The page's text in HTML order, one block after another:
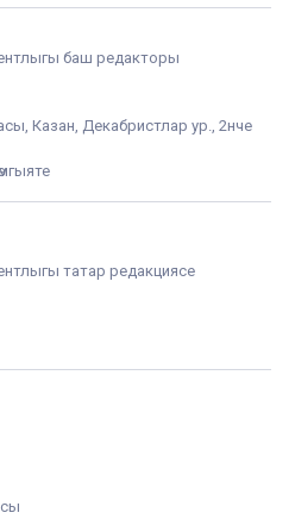
баш редакторы
Казан, Декабристлар ур., 2нче
татар редакциясе